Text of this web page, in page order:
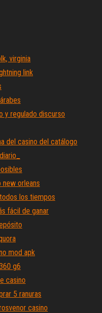
virginia
link
y regulado discurso
del casino del catálogo
new orleans
los tiempos
fácil de ganar
mod apk
g6
casino
5 ranuras
casino